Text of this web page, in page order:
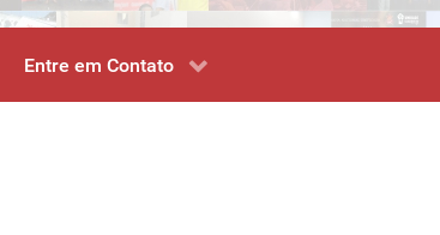
Entre em Contato